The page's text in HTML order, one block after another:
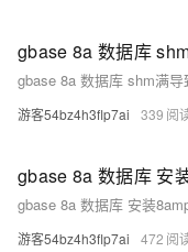
gbase 8a 数据库
gbase 8a 数据库 shm满
游客54bz4h3flp7ai 339
gbase 8a 数据库 安
gbase 8a 数据库 安装
游客54bz4h3flp7ai 472